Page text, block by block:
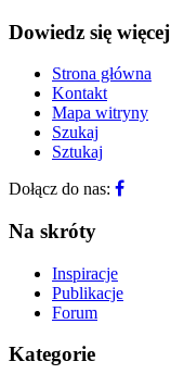
Dowiedz się więcej
Strona główna
Kontakt
Mapa witryny
Szukaj
Sztukaj
Dołącz do nas:
Na skróty
Inspiracje
Publikacje
Forum
Kategorie